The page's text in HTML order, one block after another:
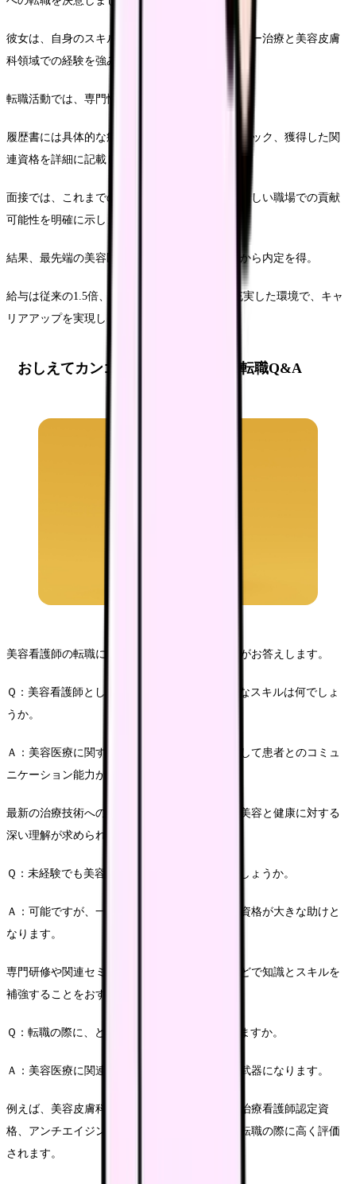
彼女は、自身のスキルを徹底的に分析し、レーザー治療と美容皮膚
科領域での経験を強みとして活かしました。
転職活動では、専門性の高い求人に絞って応募。
履歴書には具体的な症例や患者からのフィードバック、獲得した関
連資格を詳細に記載しました。
面接では、これまでの経験を生き生きと語り、新しい職場での貢献
可能性を明確に示しました。
結果、最先端の美容医療設備を持つクリニックから内定を得。
給与は従来の1.5倍、さらに継続教育の機会も充実した環境で、キャ
リアアップを実現しました。
おしえてカンゴさん！ 美容看護師 転職Q&A
美容看護師の転職に関する疑問に、カンゴさんがお答えします。
Ｑ：美容看護師として転職する際に、最も重要なスキルは何でしょ
うか。
Ａ：美容医療に関する専門的な知識と技術、そして患者とのコミュ
ニケーション能力が最も重要です。
最新の治療技術への理解、接遇スキル、そして美容と健康に対する
深い理解が求められます。
Ｑ：未経験でも美容看護師として転職は可能でしょうか。
Ａ：可能ですが、一般的な看護経験や関連する資格が大きな助けと
なります。
専門研修や関連セミナーへの参加、自己学習などで知識とスキルを
補強することをおすすめします。
Ｑ：転職の際に、どのような資格が有利になりますか。
Ａ：美容医療に関連する専門的な資格が大きな武器になります。
例えば、美容皮膚科看護師認定資格、レーザー治療看護師認定資
格、アンチエイジング看護師認定資格などが、転職の際に高く評価
されます。